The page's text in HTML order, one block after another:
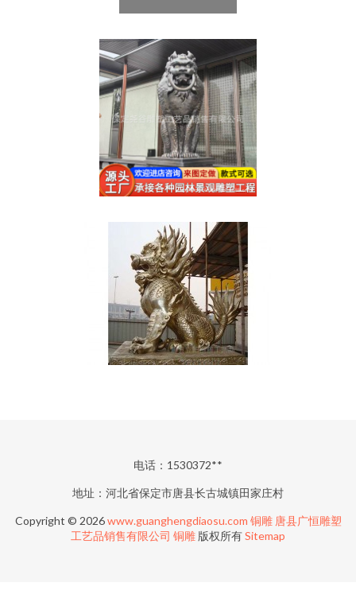
电话：1530372**
地址：河北省保定市唐县长古城镇田家庄村
Copyright © 2026www.guanghengdiaosu.com 铜雕 唐县广恒雕塑
工艺品销售有限公司 铜雕 版权所有Sitemap